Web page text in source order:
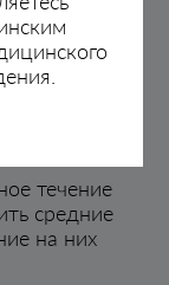
данных
так как они
течение
средние
на них